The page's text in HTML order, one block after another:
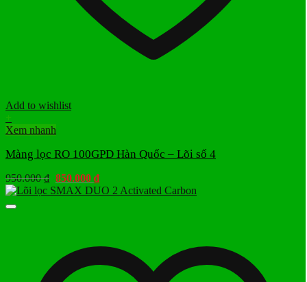
Add to wishlist
+
Xem nhanh
Màng lọc RO 100GPD Hàn Quốc – Lõi số 4
950.000₫ Giá
gốc
850.000 ₫Giá
hiện